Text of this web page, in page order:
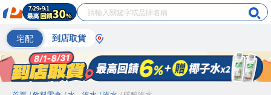
宅配 到店取貨